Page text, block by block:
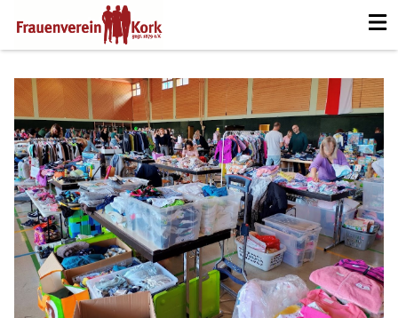
Skip
content
Startseite
Aktuelles
Über uns
Veranstaltungen
Galerie
Mitgliedschaft
Vorstand